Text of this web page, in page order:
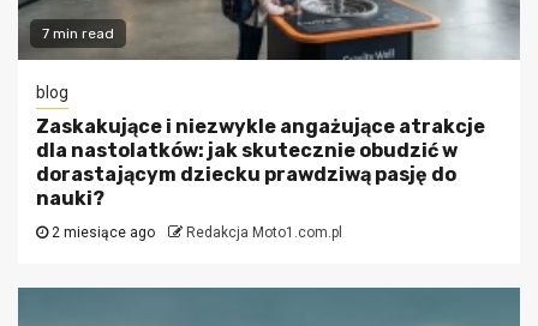
7 min read
blog
Zaskakujące i niezwykle angażujące atrakcje
dla nastolatków: jak skutecznie obudzić w
dorastającym dziecku prawdziwą pasję do
nauki?
2 miesiące ago Redakcja Moto1.com.pl